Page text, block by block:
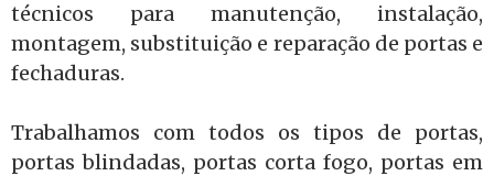
técnicos para manutenção, instalação,
montagem, substituição e reparação de portas e
fechaduras.
Trabalhamos com todos os tipos de portas,
portas blindadas, portas corta fogo, portas em